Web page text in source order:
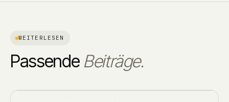
WEITERLESEN
PassendeBeiträge.